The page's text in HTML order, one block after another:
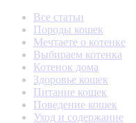
Все статьи
Породы кошек
Мечтаете о котенке
Выбираем котенка
Котенок дома
Здоровье кошек
Питание кошек
Поведение кошек
Уход и содержание